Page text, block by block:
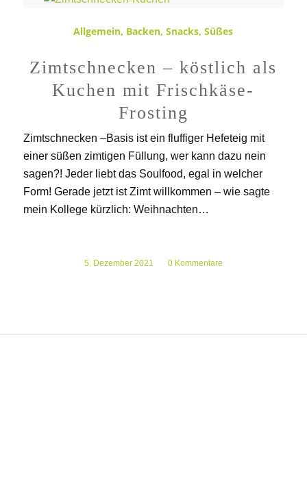
Allgemein, Backen,Snacks,Süßes
Zimtschnecken – köstlich als
Kuchen mit Frischkäse-
Frosting
Zimtschnecken –Basis ist ein fluffiger Hefeteig mit
einer süßen zimtigen Füllung, wer kann dazu nein
sagen?! Jeder liebt das Soulfood, egal in welcher
Form! Gerade jetzt ist Zimt willkommen – wie sagte
mein Kollege kürzlich: Weihnachten…
5. Dezember 2021
/ 0 Kommentare